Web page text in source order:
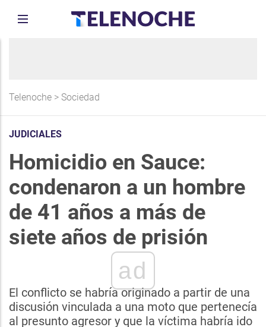
Telenoche > Sociedad
JUDICIALES
Homicidio en Sauce:
condenaron a un hombre
de 41 años a más de
siete años de prisión
ad
El conflicto se habría originado a partir de una
discusión vinculada a una moto que pertenecía
al presunto agresor y que la víctima habría ido